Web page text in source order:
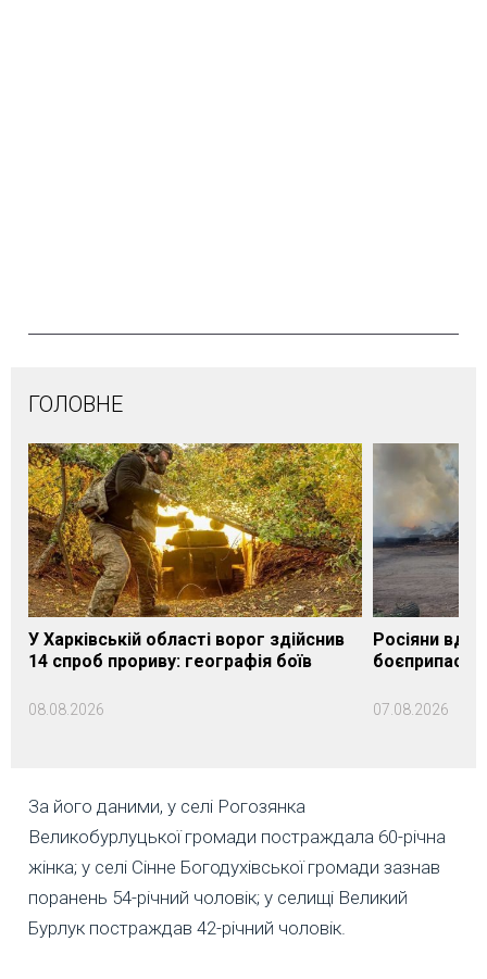
ГОЛОВНЕ
У Харківській області ворог здійснив
14 спроб прориву: географія боїв
08.08.2026
Росіяни
07.08.2026
За його даними, у селі Рогозянка
Великобурлуцької громади постраждала 60-річна
жінка; у селі Сінне Богодухівської громади зазнав
поранень 54-річний чоловік; у селищі Великий
Бурлук постраждав 42-річний чоловік.